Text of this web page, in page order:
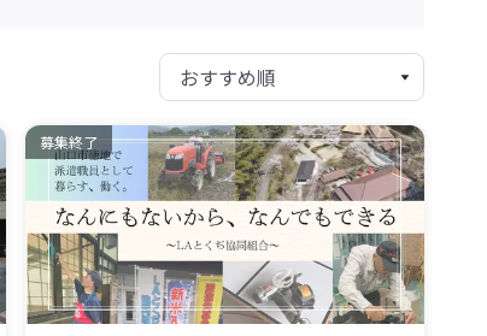
募集終了